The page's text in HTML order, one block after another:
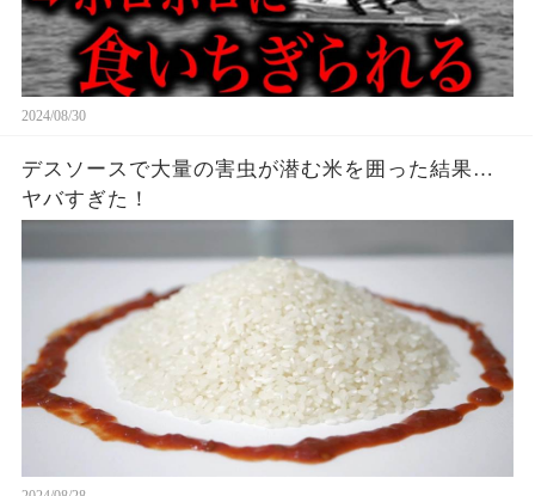
2024/08/30
デスソースで大量の害虫が潜む米を囲った結果…
ヤバすぎた！